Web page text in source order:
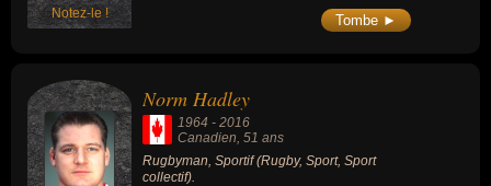
Notez-le ! Tombe ►
Norm Hadley
1964 - 2016
Canadien, 51 ans
Rugbyman, Sportif (Rugby, Sport, Sport
collectif).